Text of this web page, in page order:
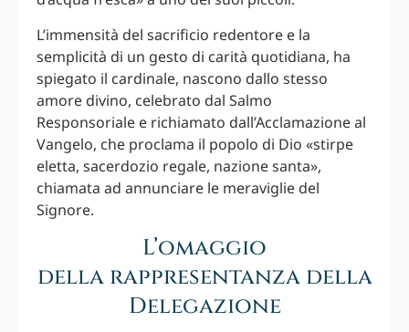
L’immensità del sacrificio redentore e la
semplicità di un gesto di carità quotidiana, ha
spiegato il cardinale, nascono dallo stesso
amore divino, celebrato dal Salmo
Responsoriale e richiamato dall’Acclamazione al
Vangelo, che proclama il popolo di Dio «stirpe
eletta, sacerdozio regale, nazione santa»,
chiamata ad annunciare le meraviglie del
Signore.
L’omaggio
della rappresentanza della
Delegazione